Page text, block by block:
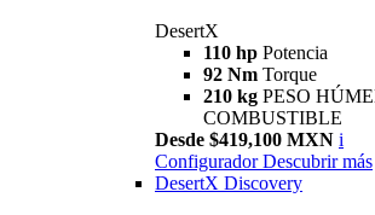
DesertX
110 hp Potencia
92 Nm Torque
210 kg PESO
COMBUSTIBLE
Desde $419,100 MXN i
Configurador Descubrir más
DesertX Discovery